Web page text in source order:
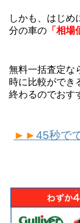
しかも、はじめ
分の車の 「相場
無料一括査定な
時に比較ができ
終わるのでおす
►►45秒で